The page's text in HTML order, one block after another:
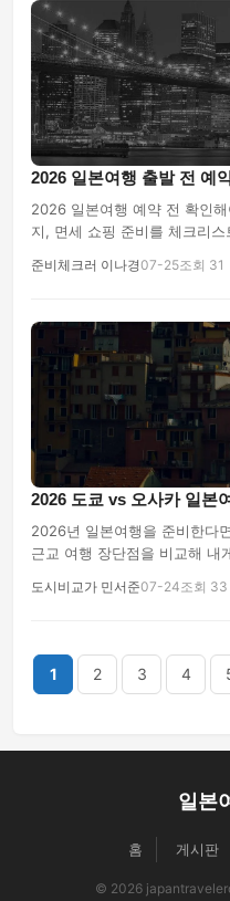
2026 일본여행 출발 전 예
2026 일본여행 예약 전 확인
지, 면세 쇼핑 준비를 체크리
준비체크러 이나경07-25조회 31
2026 도쿄 vs 오사카 일본
2026년 일본여행을 준비한다
근교 여행 장단점을 비교해 내
도시비교가 민서준07-24조회 33
1 2 3 4
일본
홈 게시판
© 2026